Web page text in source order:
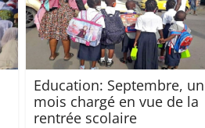
Education: Septembre, un
mois chargé en vue de la
rentrée scolaire